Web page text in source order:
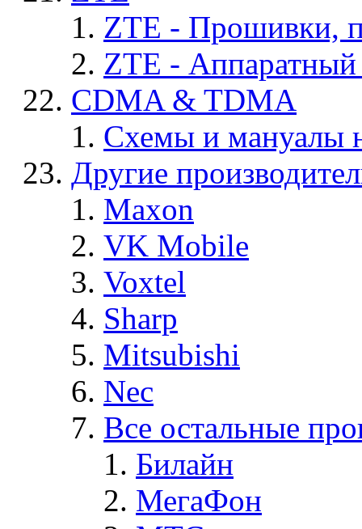
ZTE - Прошивки,
ZTE -
CDMA & TDMA
Схемы и мануалы
Другие
Maxon
VK Mobile
Voxtel
Sharp
Mitsubishi
Nec
Все остальные
Билайн
МегаФон